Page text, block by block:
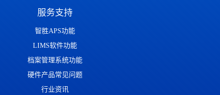
服务支持
智胜APS功能
LIMS软件功能
档案管理系统功能
硬件产品常见问题
行业资讯